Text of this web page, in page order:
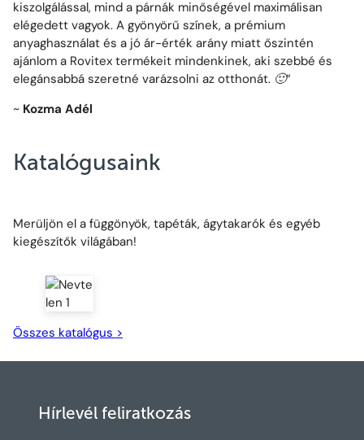
kiszolgálással, mind a párnák minőségével maximálisan
elégedett vagyok. A gyönyörű színek, a prémium
anyaghasználat és a jó ár-érték arány miatt őszintén
ajánlom a Rovitex termékeit mindenkinek, aki szebbé és
elegánsabbá szeretné varázsolni az otthonát. 🙂“
~ Kozma Adél
Katalógusaink
Merüljön el a függönyök, tapéták, ágytakarók és egyéb
kiegészítők világában!
Összes katalógus >
Hírlevél feliratkozás